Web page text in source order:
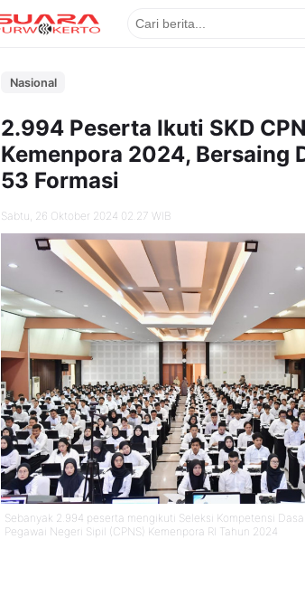
Nasional
2.994 Peserta Ikuti SKD
Kemenpora 2024, Bersaing
53 Formasi
Sabtu, 26 Oktober 2024 02.27 WIB
Sebanyak 2.994 peserta mengikuti Seleksi Kompetensi
Pegawai Negeri Sipil (CPNS) Kemenpora RI Tahun 2024